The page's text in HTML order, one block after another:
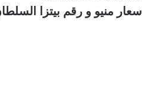
أسعار منيو و رقم بيتزا السلطان